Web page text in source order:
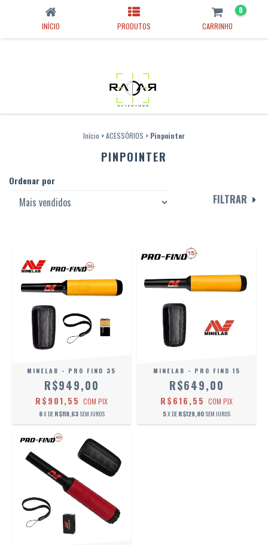
INÍCIO PRODUTOS CARRINHO
0
Início >ACESSÓRIOS > Pinpointer
PINPOINTER
Ordenar por
FILTRAR
MINELAB - PRO FIND 35
R$949,00
R$901,55 COM PIX
8X DE R$118,63 SEM JUROS
MINELAB - PRO FIND 15
R$649,00
R$616,55 COM PIX
5X DE R$129,80 SEM JUROS